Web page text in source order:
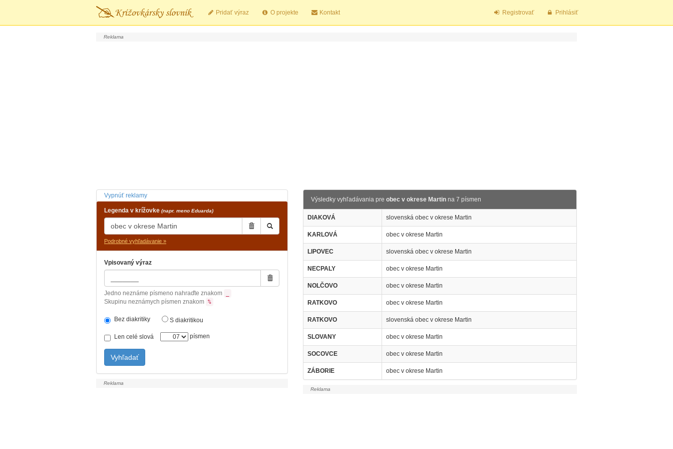
Pridať výraz O projekte Kontakt Registrovať Prihlásiť
Vypnúť reklamy
Legenda v krížovke (napr. meno Eduarda)
Podrobné vyhľadávanie »
Vpisovaný výraz
Jedno neznáme písmeno nahraďte znakom
Skupinu neznámych písmen znakom %
Bez diakritiky S diakritikou
Len celé slová písmen
Vyhľadať
Výsledky vyhľadávania pre obec v okrese Martinna 7 písmen
DIAKOVÁ slovenská obec v okrese Martin
KARLOVÁ obec v okrese Martin
LIPOVEC slovenská obec v okrese Martin
NECPALY obec v okrese Martin
NOLČOVO obec v okrese Martin
RATKOVO obec v okrese Martin
RATKOVO slovenská obec v okrese Martin
SLOVANY obec v okrese Martin
SOCOVCE obec v okrese Martin
ZÁBORIE obec v okrese Martin